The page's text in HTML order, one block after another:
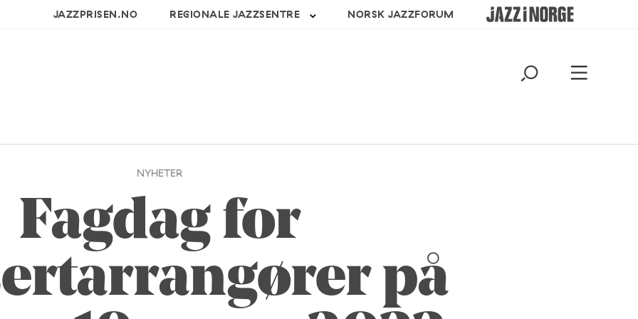
JAZZPRISEN.NO REGIONALE JAZZSENTRE NORSK JAZZFORUM
NYHETER
Fagdag for
på